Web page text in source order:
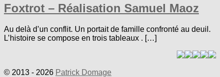
Foxtrot – Réalisation Samuel Maoz
Au delà d’un conflit. Un portait de famille confronté au deuil.
L’histoire se compose en trois tableaux . […]
© 2013 - 2026 Patrick Domage